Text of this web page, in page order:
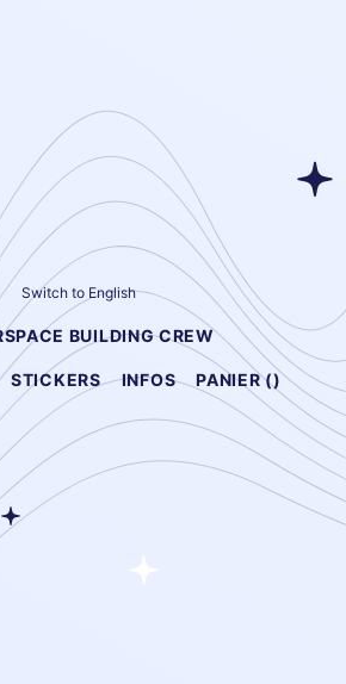
Switch to English
BUILDING CREW
STICKERS INFOS PANIER ()